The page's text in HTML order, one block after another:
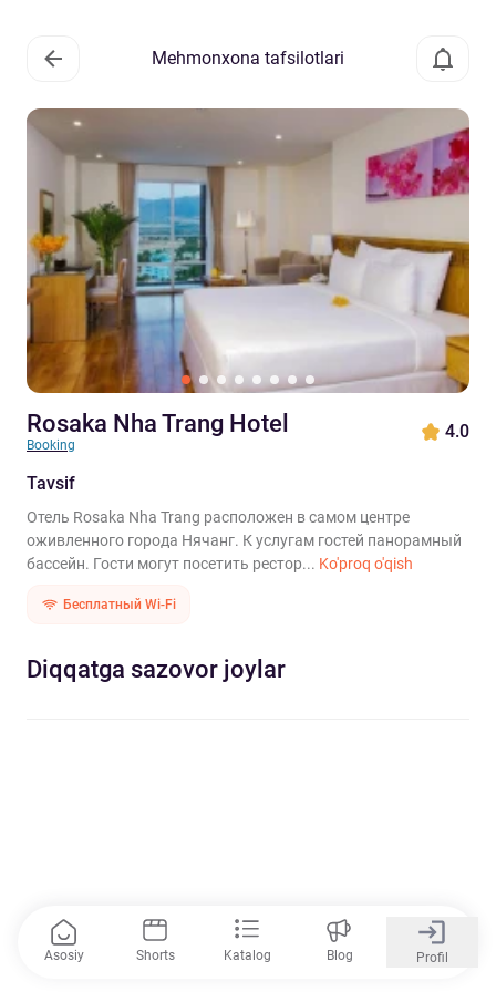
Mehmonxona tafsilotlari
Rosaka Nha Trang Hotel
Booking
4.0
Tavsif
Отель Rosaka Nha Trang расположен в самом центре
оживленного города Нячанг. К услугам гостей панорамный
бассейн. Гости могут посетить рестор... Ko'proq o'qish
Бесплатный Wi-Fi
Diqqatga sazovor joylar
Asosiy Shorts Katalog Blog Profil